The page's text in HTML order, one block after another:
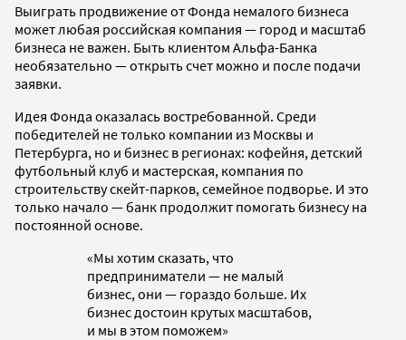
Выиграть продвижение от Фонда немалого бизнеса
может любая российская компания — город и масштаб
бизнеса не важен. Быть клиентом Альфа-Банка
необязательно — открыть счет можно и после подачи
заявки.
Идея Фонда оказалась востребованной. Среди
победителей не только компании из Москвы и
Петербурга, но и бизнес в регионах: кофейня, детский
футбольный клуб и мастерская, компания по
строительству скейт-парков, семейное подворье. И это
только начало — банк продолжит помогать бизнесу на
постоянной основе.
«Мы хотим сказать, что
предприниматели — не малый
бизнес, они — гораздо больше. Их
бизнес достоин крутых масштабов,
и мы в этом поможем»